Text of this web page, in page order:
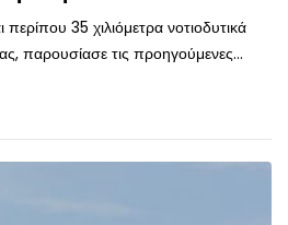
35 χιλιόμετρα νοτιοδυτικά
παρουσίασε τις προηγούμενες...